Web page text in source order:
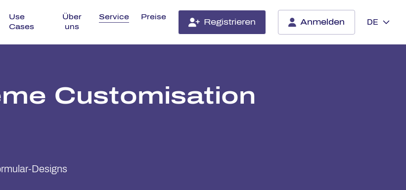
Use
Cases
Über
uns
Service Preise
Registrieren Anmelden DE
Custo­mi­s­a­ti­on
Designs